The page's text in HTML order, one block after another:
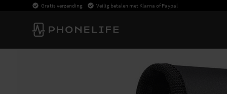
Gratis verzending Veilig betalen met Klarna of Paypal